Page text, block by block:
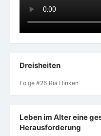
Dreisheiten
Folge #26 Ria Hinken
Leben im Alter eine
Herausforderung